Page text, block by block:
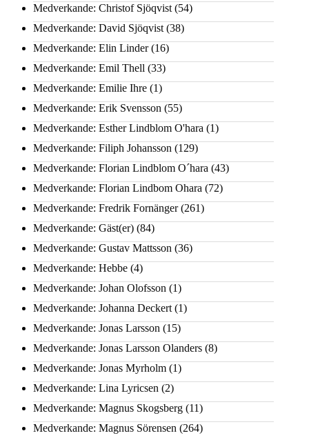
Medverkande: Christof Sjöqvist (54)
Medverkande: David Sjöqvist (38)
Medverkande: Elin Linder(16)
Medverkande: Emil Thell (33)
Medverkande: Emilie Ihre (1)
Medverkande: Erik Svensson (55)
Medverkande: Esther Lindblom O'hara (1)
Medverkande: Filiph Johansson (129)
Medverkande: Florian Lindblom O´hara (43)
Medverkande: Florian Lindbom Ohara (72)
Medverkande: Fredrik Fornänger(261)
Medverkande: Gäst(er) (84)
Medverkande: Gustav Mattsson (36)
Medverkande: Hebbe (4)
Medverkande: Johan Olofsson (1)
Medverkande: Johanna Deckert (1)
Medverkande: Jonas Larsson (15)
Medverkande: Jonas Larsson Olanders (8)
Medverkande: Jonas Myrholm (1)
Medverkande: Lina Lyricsen (2)
Medverkande: Magnus Skogsberg (11)
Medverkande: Magnus Sörensen (264)